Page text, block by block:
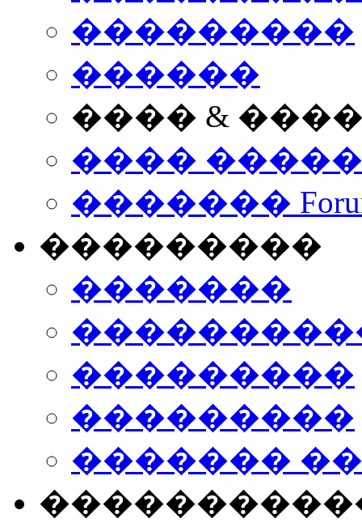
���������
������
���� &
����
�������
���������
�������
���������
���������
�������